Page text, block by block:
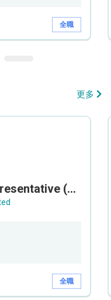
全職
更多
Customer Service Representative (Airport)
全職